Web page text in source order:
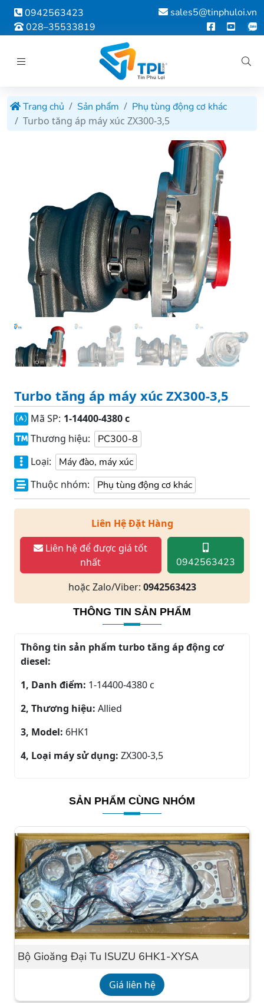
0942563423
028–35533819
sales5@tinphuloi.vn
Trang chủ Sản phẩm
Phụ tùng động cơ khác
Turbo tăng áp máy xúc ZX300-3,5
Turbo tăng áp máy xúc ZX300-3,5
Mã SP: 1-14400-4380 c
Thương hiệu:
PC300-8
Loại:
Máy đào, máy xúc
Thuộc nhóm:
Phụ tùng động cơ khác
Liên Hệ Đặt Hàng
Liên hệ để được giá tốt
nhất
0942563423
hoặc Zalo/Viber: 0942563423
THÔNG TIN SẢN PHẨM
Thông tin sản phẩm turbo tăng áp động cơ
diesel:
1, Danh điểm: 1-14400-4380 c
2, Thương hiệu: Allied
3, Model: 6HK1
4, Loại máy sử dụng: ZX300-3,5
SẢN PHẨM CÙNG NHÓM
Bộ Gioăng Đại Tu ISUZU 6HK1-XYSA
Giá liên hệ